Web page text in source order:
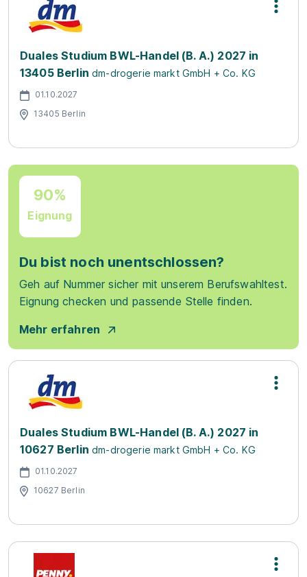
Duales Studium BWL-Handel (B. A.) 2027 in
13405 Berlin dm-drogerie markt GmbH + Co. KG
01.10.2027
13405 Berlin
90%
Eignung
Du bist noch unentschlossen?
Geh auf Nummer sicher mit unserem Berufswahltest.
Eignung checken und passende Stelle finden.
Mehr erfahren
Duales Studium BWL-Handel (B. A.) 2027 in
10627 Berlin dm-drogerie markt GmbH + Co. KG
01.10.2027
10627 Berlin